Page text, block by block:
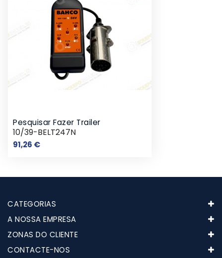
Pesquisar Fazer Trailer
10/39-BELT247N
91,26 €Preço
CATEGORIAS
A NOSSA EMPRESA
ZONAS DO CLIENTE
CONTACTE-NOS